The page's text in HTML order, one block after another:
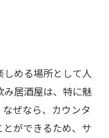
める場所として人
居酒屋は、特に魅
ぜなら、カウンタ
ができるため、サ